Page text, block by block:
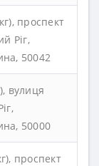
проспект
Ріг,
50042
вулиця
50000
проспект